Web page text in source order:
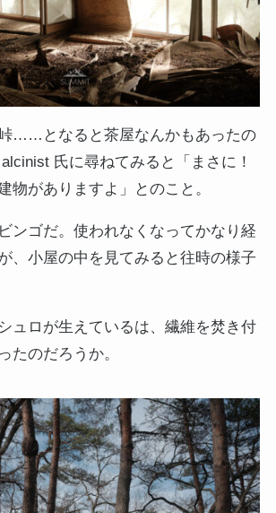
……となると茶屋なんかもあったの
氏に尋ねてみると「まさに！
物がありますよ」とのこと。
ンゴだ。使われなくなってかなり経
、小屋の中を見てみると往時の様子
ュロが生えているは、繊維を焚き付
たのだろうか。